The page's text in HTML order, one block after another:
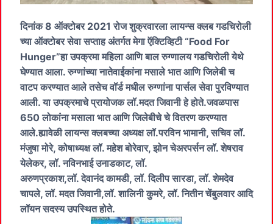
दिनांक 8 ऑक्टोबर 2021 रोज शुक्रवारला लायन्स क्लब गडचिरोली
च्या ऑक्टोबर सेवा सप्ताह अंतर्गत मेगा ऍक्टिव्हिटी “Food For
Hunger”हा उपक्रमा महिला आणि बाल रुग्णालय गडचिरोली येथे
घेण्यात आला. रुग्णांच्या नातेवाईकांना मसाले भात आणि जिलेबी च
वाटप करण्यात आले तसेच वॉर्ड मधील रुग्णांना पार्सल सेवा पुरविण्यात
आली. या उपक्रमाचे प्रायोजक लॉ.मदत जिवानी हे होते.जवळपास
650 लोकांना मसाला भात आणि जिलेबीचे चे वितरण करण्यात
आले.ह्यावेळी लायन्स क्लबच्या अध्यक्ष लॉ.परविन भामानी, सचिव लॉ.
मंजुषा मोरे, कोषाध्यक्ष लॉ. महेश बोरेवार, झोन चेअरपर्सन लॉ. शेषराव
येलेकर, लॉ. नविनभाई उनाडकाट, लॉ.
अरुणप्रकाश,लॉ. देवानंद कामडी, लॉ. दिलीप सारडा, लॉ. शेमदेव
चापले, लॉ. मदत जिवानी,लॉ. शालिनी कुमरे, लॉ. नितीन चेंबुलवार आदि
लॉयन सदस्य उपस्थित होते.